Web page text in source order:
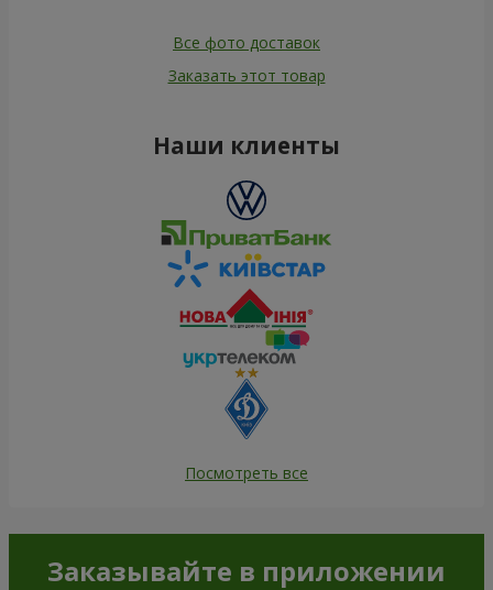
Все фото доставок
Заказать этот товар
Наши клиенты
Посмотреть все
Заказывайте в приложении